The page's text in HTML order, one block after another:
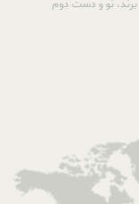
برند، نو و دست دوم